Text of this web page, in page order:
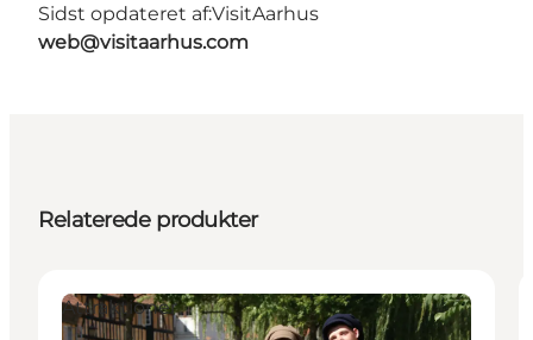
Sidst opdateret af:VisitAarhus
web@visitaarhus.com
Relaterede produkter
Attraktioner